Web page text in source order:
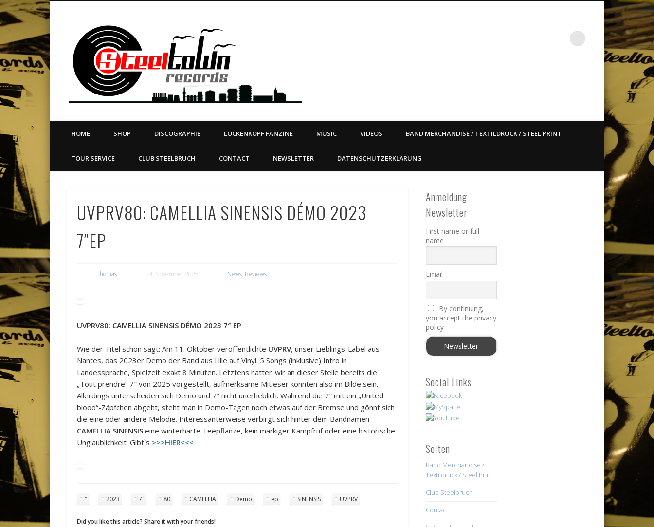
Steeltown Records – East ain`t dead so straight
LABEL | MERCH | PRINT | DIY | FANZINE | TOURSERVICE | BOOKING
VimeoDribble LinkedIn
HOME SHOP DISCOGRAPHIE LOCKENKOPF FANZINE MUSIC VIDEOS BAND MERCHANDISE / TEXTILDRUCK / STEEL PRINT
TOUR SERVICE CLUB STEELBRUCH CONTACT NEWSLETTER DATENSCHUTZERKLÄRUNG
UVPRV80: CAMELLIA SINENSIS DÉMO 2023
7″EP
Thomas 24. November 2025 News, Reviews
UVPRV80: CAMELLIA SINENSIS DÉMO 2023 7″ EP
Wie der Titel schon sagt: Am 11. Oktober veröffentlichte UVPRV, unser Lieblings-Label aus
Nantes, das 2023er Demo der Band aus Lille auf Vinyl. 5 Songs (inklusive) Intro in
Landessprache, Spielzeit exakt 8 Minuten. Letztens hatten wir an dieser Stelle bereits die
„Tout prendre“ 7″ von 2025 vorgestellt, aufmerksame Mitleser könnten also im Bilde sein.
Allerdings unterscheiden sich Demo und 7″ nicht unerheblich: Während die 7″ mit ein „United
blood“-Zäpfchen abgeht, steht man in Demo-Tagen noch etwas auf der Bremse und gönnt sich
die eine oder andere Melodie. Interessanterweise verbirgt sich hinter dem Bandnamen
CAMELLIA SINENSIS eine winterharte Teepflanze, kein markiger Kampfruf oder eine historische
Unglaublichkeit. Gibt`s >>>HIER<<<
″ 2023 7" 80 CAMELLIA Demo ep SINENSIS UVPRV
Did you like this article? Share it with your friends!
Anmeldung
Newsletter
First name or full
name
Email
By continuing,
you accept the privacy
policy
Social Links
Seiten
Band Merchandise /
Textildruck / Steel Print
Club Steelbruch
Contact